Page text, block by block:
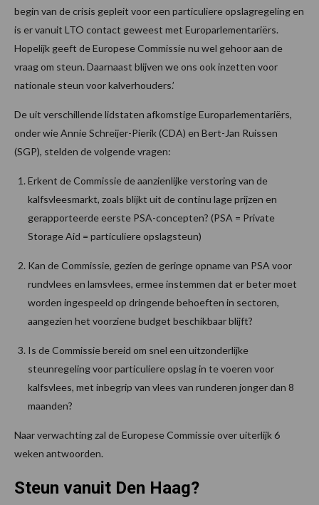
begin van de crisis gepleit voor een particuliere opslagregeling en
is er vanuit LTO contact geweest met Europarlementariërs.
Hopelijk geeft de Europese Commissie nu wel gehoor aan de
vraag om steun. Daarnaast blijven we ons ook inzetten voor
nationale steun voor kalverhouders.’
De uit verschillende lidstaten afkomstige Europarlementariërs,
onder wie Annie Schreijer-Pierik (CDA) en Bert-Jan Ruissen
(SGP), stelden de volgende vragen:
Erkent de Commissie de aanzienlijke verstoring van de
kalfsvleesmarkt, zoals blijkt uit de continu lage prijzen en
gerapporteerde eerste PSA-concepten? (PSA = Private
Storage Aid = particuliere opslagsteun)
Kan de Commissie, gezien de geringe opname van PSA voor
rundvlees en lamsvlees, ermee instemmen dat er beter moet
worden ingespeeld op dringende behoeften in sectoren,
aangezien het voorziene budget beschikbaar blijft?
Is de Commissie bereid om snel een uitzonderlijke
steunregeling voor particuliere opslag in te voeren voor
kalfsvlees, met inbegrip van vlees van runderen jonger dan 8
maanden?
Naar verwachting zal de Europese Commissie over uiterlijk 6
weken antwoorden.
Steun vanuit Den Haag?